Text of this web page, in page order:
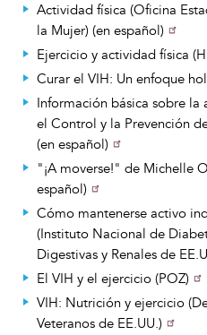
Actividad física (Oficina
la Mujer) (en español)
Ejercicio y actividad física
Curar el VIH: Un enfoque
Información básica sobre la
el Control y la Prevención
(en español)
"¡A moverse!" de Michelle
español)
Cómo mantenerse activo
(Instituto Nacional de
El VIH y el ejercicio (POZ)
VIH: Nutrición y ejercicio
Veteranos de EE.UU.)